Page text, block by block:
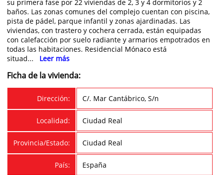
su primera fase por 22 viviendas de 2, 3 y 4 dormitorios y 2
baños. Las zonas comunes del complejo cuentan con piscina,
pista de pádel, parque infantil y zonas ajardinadas. Las
viviendas, con trastero y cochera cerrada, están equipadas
con calefacción por suelo radiante y armarios empotrados en
todas las habitaciones. Residencial Mónaco está
situad... Leer más
Ficha de la vivienda:
Dirección: C/. Mar Cantábrico, S/n
Localidad: Ciudad Real
Provincia/Estado: Ciudad Real
País: España